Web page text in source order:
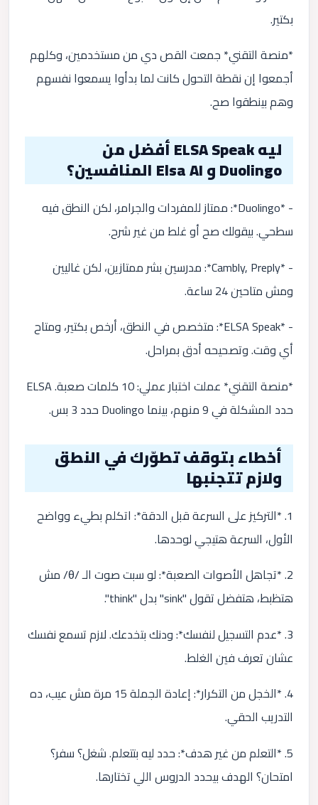
بكتير.
*منصة التقني* جمعت القص دي من مستخدمين، وكلهم
أجمعوا إن نقطة التحول كانت لما بدأوا يسمعوا نفسهم
وهم بينطقوا صح.
ليه ELSA Speak أفضل من
Duolingo و Elsa AI المنافسين؟
- *Duolingo*: ممتاز للمفردات والجرامر، لكن النطق فيه
سطحي. بيقولك صح أو غلط من غير شرح.
- *Cambly, Preply*: مدرسين بشر ممتازين، لكن غاليين
ومش متاحين 24 ساعة.
- *ELSA Speak*: متخصص في النطق، أرخص بكتير، ومتاح
أي وقت. وتصحيحه أدق بمراحل.
*منصة التقني* عملت اختبار عملي: 10 كلمات صعبة. ELSA
حدد المشكلة في 9 منهم، بينما Duolingo حدد 3 بس.
أخطاء بتوقف تطوّرك في النطق
ولازم تتجنبها
1. *التركيز على السرعة قبل الدقة*: اتكلم بطيء وواضح
الأول، السرعة هتيجي لوحدها.
2. *تجاهل الأصوات الصعبة*: لو سبت صوت الـ /θ/ مش
هتظبط، هتفضل تقول "sink" بدل "think".
3. *عدم التسجيل لنفسك*: ودنك بتخدعك. لازم تسمع نفسك
عشان تعرف فين الغلط.
4. *الخجل من التكرار*: إعادة الجملة 15 مرة مش عيب، ده
التدريب الحقي.
5. *التعلم من غير هدف*: حدد ليه بتتعلم. شغل؟ سفر؟
امتحان؟ الهدف بيحدد الدروس اللي تختارها.